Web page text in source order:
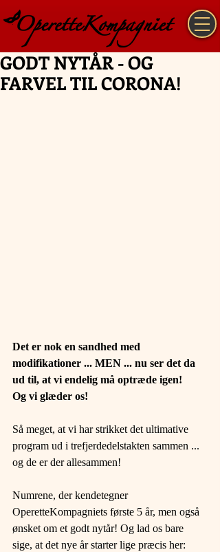
GODT NYTÅR - OG
FARVEL TIL CORONA!
Det er nok en sandhed med
modifikationer ... MEN ... nu ser det da
ud til, at vi endelig må optræde igen!
Og vi glæder os!
Så meget, at vi har strikket det ultimative
program ud i trefjerdedelstakten sammen ...
og de er der allesammen!
Numrene, der kendetegner
OperetteKompagniets første 5 år, men også
ønsket om et godt nytår! Og lad os bare
sige, at det nye år starter lige præcis her: